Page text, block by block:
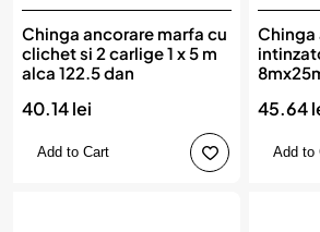
Chinga ancorare marfa cu
clichet si 2 carlige 1 x 5 m
alca 122.5 dan
40.14 lei
Add to Cart
Chinga
45.64
Add to